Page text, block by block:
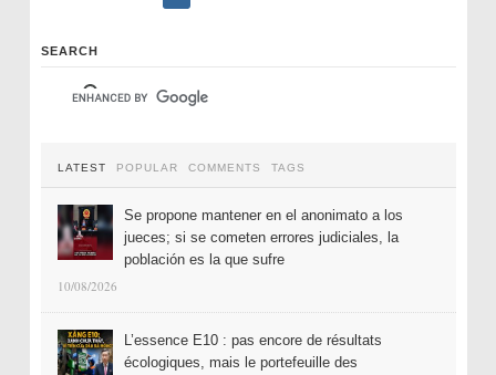
SEARCH
LATEST POPULAR COMMENTS TAGS
Se propone mantener en el anonimato a los
jueces; si se cometen errores judiciales, la
población es la que sufre
10/08/2026
L’essence E10 : pas encore de résultats
écologiques, mais le portefeuille des